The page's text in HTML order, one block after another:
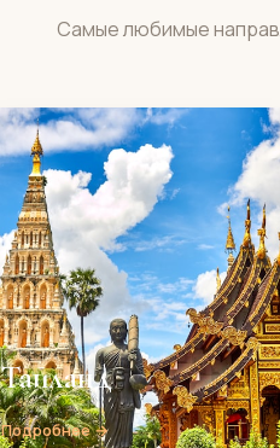
Самые любимые
Таиланд
Подробнее →